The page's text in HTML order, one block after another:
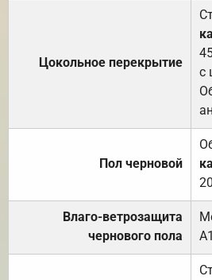
Цокольное перекрытие
с
Пол черновой
Влаго-ветрозащита
чернового пола